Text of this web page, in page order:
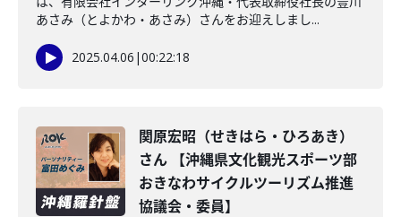
あさみ（とよかわ・あさみ）さんをお迎えしまし...
2025.04.06 |00:22:18
関原宏昭（せきはら・ひろあき）
さん 【沖縄県文化観光スポーツ部
おきなわサイクルツーリズム推進
協議会・委員】